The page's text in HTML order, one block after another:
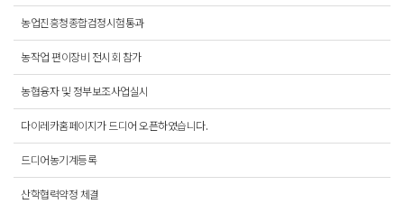
농업진흥청종합검정시험통과
농작업 편이장비 전시회 참가
농협융자 및 정부보조사업실시
다이레카홈페이지가 드디어 오픈하였습니다.
드디어농기계등록
산학협력약정 체결